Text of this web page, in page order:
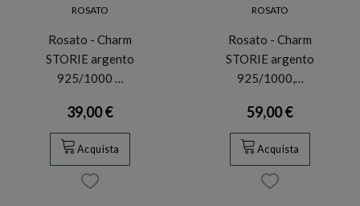
ROSATO
Rosato - Charm
STORIE argento
925/1000 …
39,00 €
Acquista
ROSATO
Rosato - Charm
STORIE argento
925/1000,…
59,00 €
Acquista